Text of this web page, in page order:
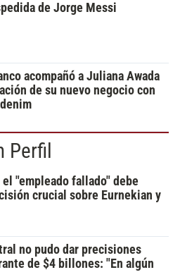
de Jorge Messi
acompañó a Juliana Awada
de su nuevo negocio con
Perfil
"empleado fallado" debe
crucial sobre Eurnekian y
no pudo dar precisiones
de $4 billones: "En algún